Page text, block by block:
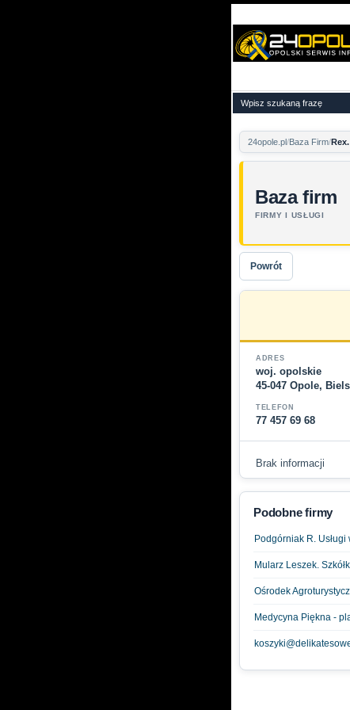
24opole.pl Baza Firm
Baza firm
FIRMY I USŁUGI
Powrót
ADRES
woj. opolskie
45-047 Opole,
TELEFON
77 457 69 68
Brak informacji
Podobne firmy
Podgórniak R.
Mularz Leszek.
Ośrodek
Medycyna Piękna -